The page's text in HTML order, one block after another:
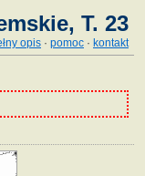
T. 23
opis · pomoc · kontakt